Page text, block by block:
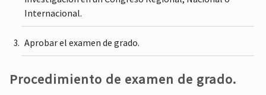
Internacional.
Aprobar el examen de grado.
Procedimiento de examen de grado.